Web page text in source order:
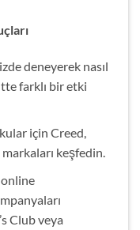
deneyerek nasıl
farklı bir etki
için Creed,
keşfedin.
online
Club veya